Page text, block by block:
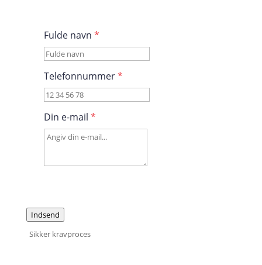
Fulde navn *
Telefonnummer*
Din e-mail *
Indsend
Sikker kravproces